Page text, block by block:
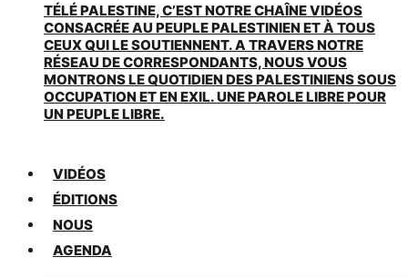
TÉLÉ PALESTINE, C’EST NOTRE CHAÎNE VIDÉOS
CONSACRÉE AU PEUPLE PALESTINIEN ET À TOUS
CEUX QUI LE SOUTIENNENT. A TRAVERS NOTRE
RÉSEAU DE CORRESPONDANTS, NOUS VOUS
MONTRONS LE QUOTIDIEN DES PALESTINIENS SOUS
OCCUPATION ET EN EXIL. UNE PAROLE LIBRE POUR
UN PEUPLE LIBRE.
VIDÉOS
ÉDITIONS
NOUS
AGENDA